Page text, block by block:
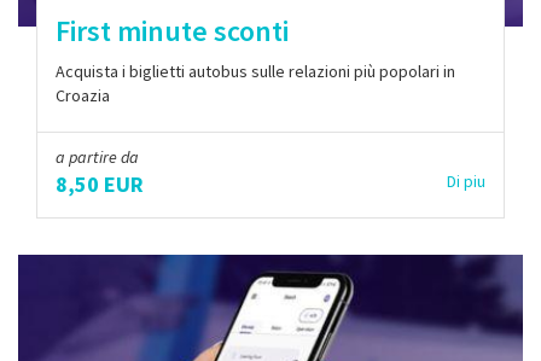
First minute sconti
Acquista i biglietti autobus sulle relazioni più popolari in
Croazia
a partire da
8,50 EUR Di piu